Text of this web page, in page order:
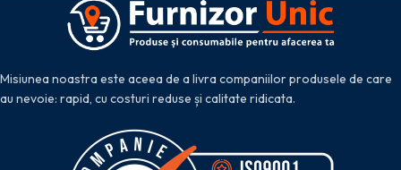
Misiunea noastra este aceea de a livra companiilor produsele de care
au nevoie: rapid, cu costuri reduse și calitate ridicata.